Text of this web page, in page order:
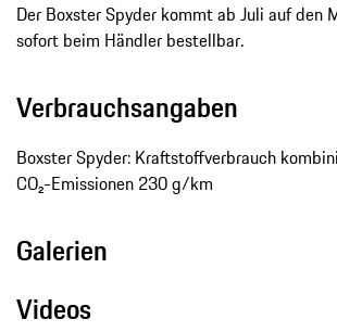
Der Boxster Spyder kommt ab Juli auf den
sofort beim Händler bestellbar.
Verbrauchsangaben
Boxster Spyder: Kraftstoffverbrauch
CO₂-Emissionen 230 g/km
Galerien
Videos